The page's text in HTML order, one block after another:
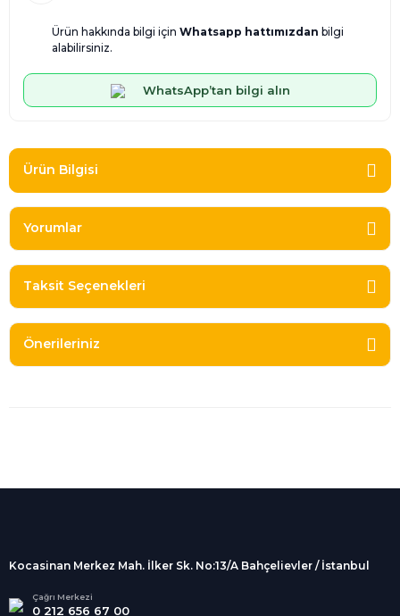
Ürün hakkında bilgi için Whatsapp hattımızdan bilgi
alabilirsiniz.
WhatsApp’tan bilgi alın
Ürün Bilgisi
Yorumlar
Taksit Seçenekleri
Önerileriniz
Alışveriş
kargolanmaktadır.
Tüm Kredi Kartlarına taksit
seçenekleri
Kocasinan Merkez Mah. İlker Sk. No:13/A Bahçelievler / İstanbul
Çağrı Merkezi
0 212 656 67 00